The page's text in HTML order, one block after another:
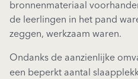
bronnenmateriaal
de leerlingen in het pand
zeggen, werkzaam waren.
Ondanks de aanzienlijke
een beperkt aantal